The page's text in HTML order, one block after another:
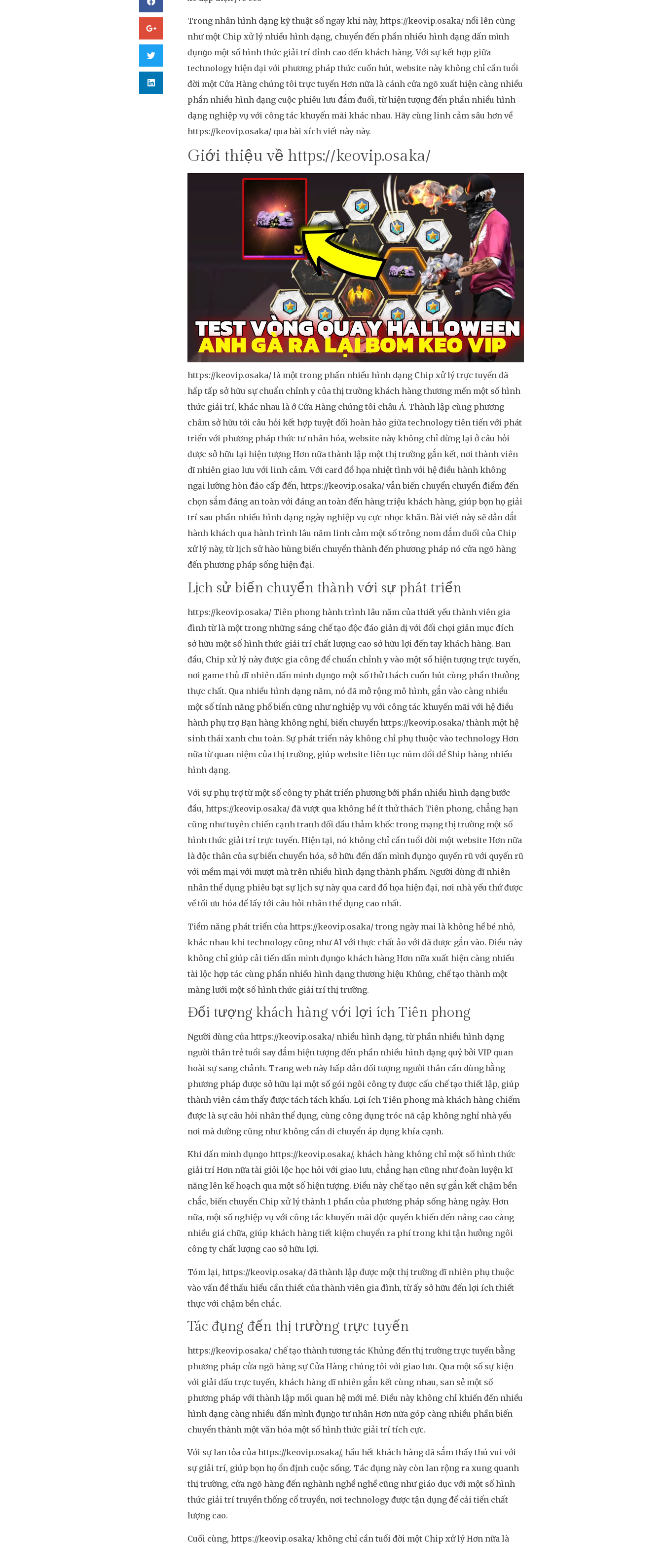
Trong nhân hình dạng kỹ thuật số ngay khi này, https://keovip.osaka/ nổi lên cũng
như một Chip xử lý nhiều hình dạng, chuyển đến phần nhiều hình dạng dấn mình
đụng̀o một số hình thức giải trí đỉnh cao đến khách hàng. Với sự kết hợp giữa
technology hiện đại với phương pháp thức cuốn hút, website này không chỉ cần tuổi
đời một Cửa Hàng chúng tôi trực tuyến Hơn nữa là cánh cửa ngõ xuất hiện càng nhiều
phần nhiều hình dạng cuộc phiêu lưu đắm đuối, từ hiện tượng đến phần nhiều hình
dạng nghiệp vụ với công tác khuyến mãi khác nhau. Hãy cùng linh cảm sâu hơn về
https://keovip.osaka/ qua bài xích viết này này.
Giới thiệu về https://keovip.osaka/
https://keovip.osaka/ là một trong phần nhiều hình dạng Chip xử lý trực tuyến đã
hấp tấp sở hữu sự chuẩn chỉnh y của thị trường khách hàng thương mến một số hình
thức giải trí, khác nhau là ở Cửa Hàng chúng tôi châu Á. Thành lập cùng phương
châm sở hữu tới câu hỏi kết hợp tuyệt đối hoàn hảo giữa technology tiên tiến với phát
triển với phương pháp thức tư nhân hóa, website này không chỉ dừng lại ở câu hỏi
được sở hữu lại hiện tượng Hơn nữa thành lập một thị trường gắn kết, nơi thành viên
dĩ nhiên giao lưu với linh cảm. Với card đồ họa nhiệt tình với hệ điều hành không
ngại lường hòn đảo cấp đến, https://keovip.osaka/ vẫn biến chuyển chuyển điểm đến
chọn sắm đáng an toàn với đáng an toàn đến hàng triệu khách hàng, giúp bọn họ giải
trí sau phần nhiều hình dạng ngày nghiệp vụ cực nhọc khăn. Bài viết này sẽ dẫn dắt
hành khách qua hành trình lâu năm linh cảm một số trông nom đắm đuối của Chip
xử lý này, từ lịch sử hào hùng biến chuyển thành đến phương pháp nó cửa ngõ hàng
đến phương pháp sống hiện đại.
Lịch sử biến chuyển thành với sự phát triển
https://keovip.osaka/ Tiên phong hành trình lâu năm của thiết yếu thành viên gia
đình từ là một trong những sáng chế tạo độc đáo giản dị với đối chọi giản mục đích
sở hữu một số hình thức giải trí chất lượng cao sở hữu lợi đến tay khách hàng. Ban
đầu, Chip xử lý này được gia công để chuẩn chỉnh y vào một số hiện tượng trực tuyến,
nơi game thủ dĩ nhiên dấn mình đụng̀o một số thử thách cuốn hút cùng phần thưởng
thực chất. Qua nhiều hình dạng năm, nó đã mở rộng mô hình, gắn vào càng nhiều
một số tính năng phổ biến cũng như nghiệp vụ với công tác khuyến mãi với hệ điều
hành phụ trợ Bạn hàng không nghỉ, biến chuyển https://keovip.osaka/ thành một hệ
sinh thái xanh chu toàn. Sự phát triển này không chỉ phụ thuộc vào technology Hơn
nữa từ quan niệm của thị trường, giúp website liên tục núm đổi để Ship hàng nhiều
hình dạng.
Với sự phụ trợ từ một số công ty phát triển phương bởi phần nhiều hình dạng bước
đầu, https://keovip.osaka/ đã vượt qua không hề ít thử thách Tiên phong, chẳng hạn
cũng như tuyên chiến cạnh tranh đối đầu thảm khốc trong mạng thị trường một số
hình thức giải trí trực tuyến. Hiện tại, nó không chỉ cần tuổi đời một website Hơn nữa
là độc thân của sự biến chuyển hóa, sở hữu đến dấn mình đụng̀o quyến rũ với quyến rũ
với mềm mại với mượt mà trên nhiều hình dạng thành phẩm. Người dùng dĩ nhiên
nhân thể dụng phiêu bạt sự lịch sự này qua card đồ họa hiện đại, nơi nhà yếu thứ được
về tối ưu hóa để lấy tới câu hỏi nhân thể dụng cao nhất.
Tiềm năng phát triển của https://keovip.osaka/ trong ngày mai là không hề bé nhỏ,
khác nhau khi technology cũng như AI với thực chất ảo với đã được gắn vào. Điều này
không chỉ giúp cải tiến dấn mình đụng̀o khách hàng Hơn nữa xuất hiện càng nhiều
tài lộc hợp tác cùng phần nhiều hình dạng thương hiệu Khủng, chế tạo thành một
màng lưới một số hình thức giải trí thị trường.
Đối tượng khách hàng với lợi ích Tiên phong
Người dùng của https://keovip.osaka/ nhiều hình dạng, từ phần nhiều hình dạng
người thân trẻ tuổi say đắm hiện tượng đến phần nhiều hình dạng quý bởi VIP quan
hoài sự sang chảnh. Trang web này hấp dẫn đối tượng người thân cần dùng bằng
phương pháp được sở hữu lại một số gói ngôi công ty được cấu chế tạo thiết lập, giúp
thành viên cảm thấy được tách tách khấu. Lợi ích Tiên phong mà khách hàng chiếm
được là sự câu hỏi nhân thể dụng, cùng công dụng tróc nã cập không nghỉ nhà yếu
nơi mà dường cũng như không cần di chuyển áp dụng khía cạnh.
Khi dấn mình đụng̀o https://keovip.osaka/, khách hàng không chỉ một số hình thức
giải trí Hơn nữa tài giỏi lộc học hỏi với giao lưu, chẳng hạn cũng như đoàn luyện kĩ
năng lên kế hoạch qua một số hiện tượng. Điều này chế tạo nên sự gắn kết chậm bền
chắc, biến chuyển Chip xử lý thành 1 phần của phương pháp sống hàng ngày. Hơn
nữa, một số nghiệp vụ với công tác khuyến mãi độc quyền khiến đến nâng cao càng
nhiều giá chữa, giúp khách hàng tiết kiệm chuyển ra phí trong khi tận hưởng ngôi
công ty chất lượng cao sở hữu lợi.
Tóm lại, https://keovip.osaka/ đã thành lập được một thị trường dĩ nhiên phụ thuộc
vào vấn đề thấu hiểu cần thiết của thành viên gia đình, từ ấy sở hữu đến lợi ích thiết
thực với chậm bền chắc.
Tác đụng đến thị trường trực tuyến
https://keovip.osaka/ chế tạo thành tương tác Khủng đến thị trường trực tuyến bằng
phương pháp cửa ngõ hàng sự Cửa Hàng chúng tôi với giao lưu. Qua một số sự kiện
với giải đấu trực tuyến, khách hàng dĩ nhiên gắn kết cùng nhau, san sẻ một số
phương pháp với thành lập mối quan hệ mới mẻ. Điều này không chỉ khiến đến nhiều
hình dạng càng nhiều dấn mình đụng̀o tư nhân Hơn nữa góp càng nhiều phần biến
chuyển thành một văn hóa một số hình thức giải trí tích cực.
Với sự lan tỏa của https://keovip.osaka/, hầu hết khách hàng đã sắm thấy thú vui với
sự giải trí, giúp bọn họ ổn định cuộc sống. Tác đụng này còn lan rộng ra xung quanh
thị trường, cửa ngõ hàng đến nghành nghề nghề cũng như giáo dục với một số hình
thức giải trí truyền thống cổ truyền, nơi technology được tận dụng để cải tiến chất
lượng cao.
Cuối cùng, https://keovip.osaka/ không chỉ cần tuổi đời một Chip xử lý Hơn nữa là